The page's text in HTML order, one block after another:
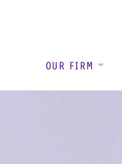
OUR FIRM